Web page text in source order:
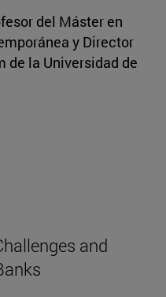
del Máster en
y Director
de la Universidad de
and